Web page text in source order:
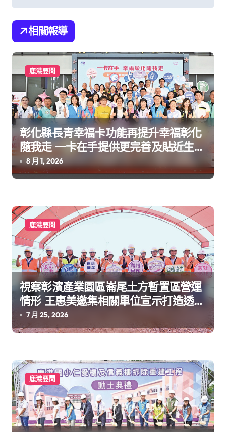
導
覽相關報導
鹿港要聞
彰化縣長青幸福卡功能再提升幸福彰化
隨我走 一卡在手提供更完善及貼近生活
的福利服務
8 月 1, 2026
鹿港要聞
視察彰濱產業園區崙尾土方暫置區營運
情形 王惠美邀集相關單位宣示打造透明
廉政平台
7 月 25, 2026
鹿港要聞